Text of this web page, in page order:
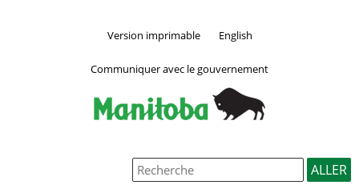
Version imprimable English
Communiquer avec le gouvernement